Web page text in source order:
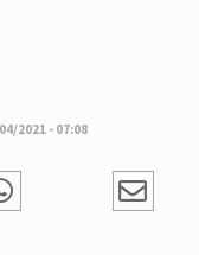
2021 - 07:08